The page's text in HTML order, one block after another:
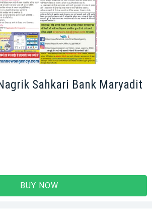
Sahkari Bank Maryadit
BUY NOW